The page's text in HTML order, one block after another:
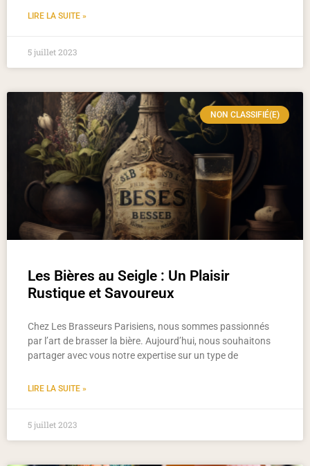
LIRE LA SUITE »
5 juillet 2023
NON CLASSIFIÉ(E)
Les Bières au Seigle : Un Plaisir
Rustique et Savoureux
Chez Les Brasseurs Parisiens, nous sommes passionnés
par l’art de brasser la bière. Aujourd’hui, nous souhaitons
partager avec vous notre expertise sur un type de
LIRE LA SUITE »
5 juillet 2023